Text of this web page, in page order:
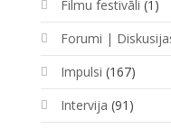
Filmu festivāli (1)
Forumi |
Impulsi (167)
Intervija (91)